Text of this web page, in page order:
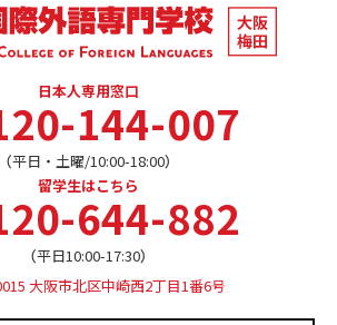
日本人専用窓口
144-007
（平日・土曜/10:00-18:00）
留学生はこちら
644-882
（平日10:00-17:30）
大阪市北区中崎西2丁目1番6号